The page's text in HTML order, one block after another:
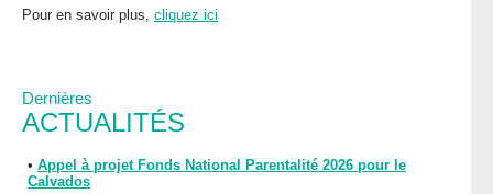
Dernières
ACTUALITÉS
• Appel à projet Fonds National Parentalité 2026 pour le
Calvados
Pour en savoir plus, cliquez ici